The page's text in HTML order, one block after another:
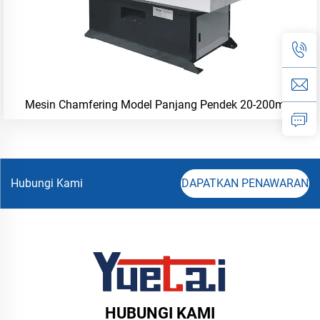
Mesin Chamfering Model Panjang Pendek 20-200mm
Hubungi Kami DAPATKAN PENAWARAN
HUBUNGI KAMI